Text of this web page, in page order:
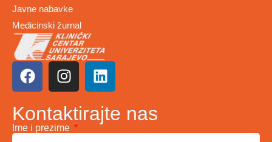
Javne nabavke
Medicinski žurnal
Kontaktirajte nas
Ime i prezime